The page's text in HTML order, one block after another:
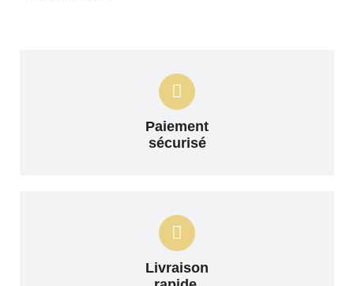
Paiement
sécurisé
Livraison